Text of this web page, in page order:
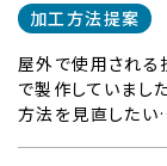
加工方法提案
屋外で使用され
で製作していまし
方法を見直した